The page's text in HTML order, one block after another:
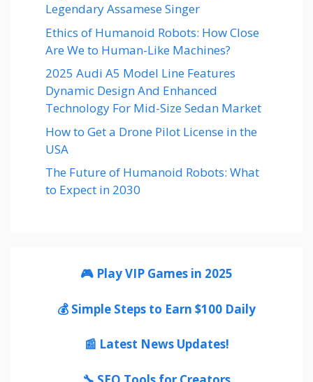
Legendary Assamese Singer
Ethics of Humanoid Robots: How Close
Are We to Human-Like Machines?
2025 Audi A5 Model Line Features
Dynamic Design And Enhanced
Technology For Mid-Size Sedan Market
How to Get a Drone Pilot License in the
USA
The Future of Humanoid Robots: What
to Expect in 2030
🎮 Play VIP Games in 2025
💰 Simple Steps to Earn $100 Daily
📰 Latest News Updates!